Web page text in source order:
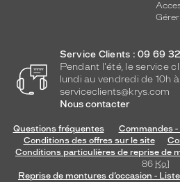
Service Clients : 09 69
Pendant l'été, le service
lundi au vendredi de 10h à
serviceclients@krys.com
Nous contacter
Questions fréquentes
Commandes
Conditions des offres sur le site
Conditions particulières de reprise de
86 Ko]
Reprise de montures d’occasion -